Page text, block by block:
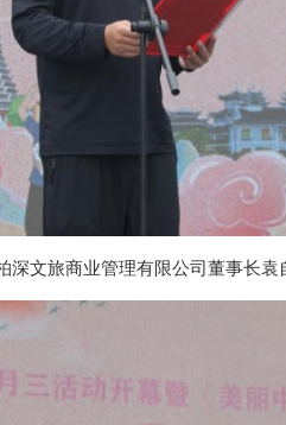
深文旅商业管理有限公司董事长袁